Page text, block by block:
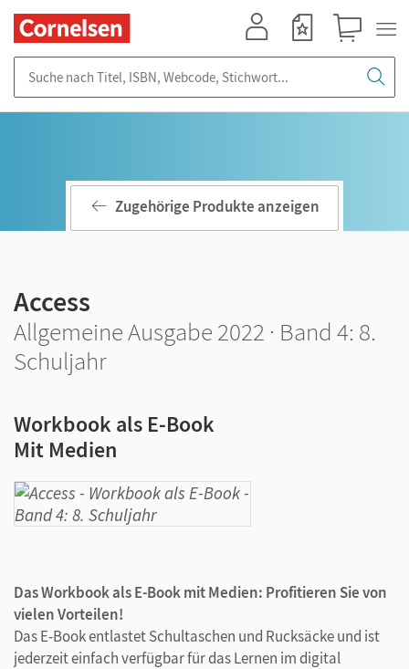
Zugehörige Produkte anzeigen
Access
Allgemeine Ausgabe 2022 · Band 4: 8.
Schuljahr
Workbook als E-Book
Mit Medien
Das Workbook als E-Book mit Medien: Profitieren Sie von
vielen Vorteilen!
Das E-Book entlastet Schultaschen und Rucksäcke und ist
jederzeit einfach verfügbar für das Lernen im digital